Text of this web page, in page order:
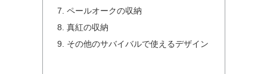
ペールオークの収納
真紅の収納
その他のサバイバルで使えるデザイン